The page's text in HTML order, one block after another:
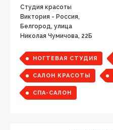
Студия красоты
Виктория - Россия,
Белгород, улица
Николая Чумичова, 22Б
НОГТЕВАЯ СТУДИЯ
САЛОН КРАСОТЫ
СПА-САЛОН